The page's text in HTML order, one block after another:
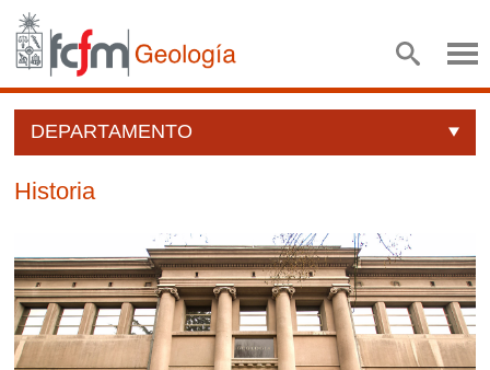
DEPARTAMENTO
Historia